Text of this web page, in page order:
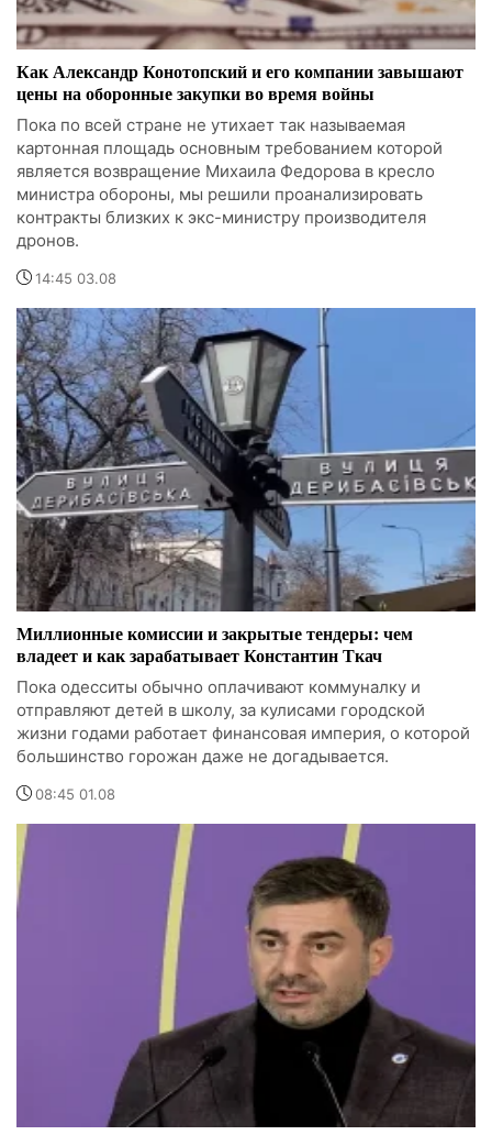
Как Александр Конотопский и его компании завышают
цены на оборонные закупки во время войны
Пока по всей стране не утихает так называемая
картонная площадь основным требованием которой
является возвращение Михаила Федорова в кресло
министра обороны, мы решили проанализировать
контракты близких к экс-министру производителя
дронов.
14:45 03.08
Миллионные комиссии и закрытые тендеры: чем
владеет и как зарабатывает Константин Ткач
Пока одесситы обычно оплачивают коммуналку и
отправляют детей в школу, за кулисами городской
жизни годами работает финансовая империя, о которой
большинство горожан даже не догадывается.
08:45 01.08